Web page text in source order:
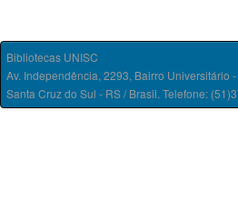
Bibliotecas UNISC
Av. Independência, 2293, Bairro Universitário
Santa Cruz do Sul - RS / Brasil. Telefone: